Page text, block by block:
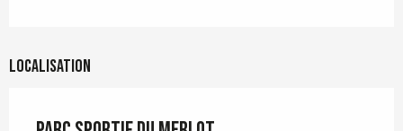
Localisation